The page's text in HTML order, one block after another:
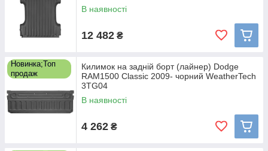
В наявності
12 482 ₴
Новинка;Топ
продаж
Килимок на задній борт (лайнер) Dodge
RAM1500 Classic 2009- чорний WeatherTech
3TG04
В наявності
4 262 ₴